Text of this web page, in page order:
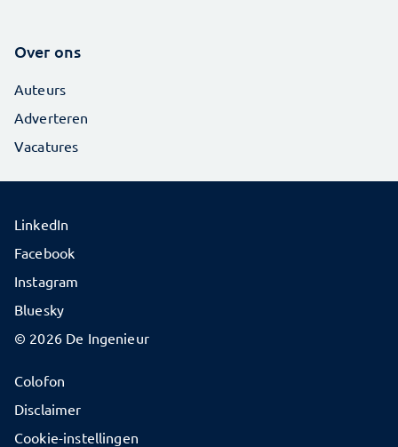
Over ons
Auteurs
Adverteren
Vacatures
© 2026 De Ingenieur
Colofon
Disclaimer
Cookie-instellingen
LinkedIn
Facebook
Instagram
Bluesky